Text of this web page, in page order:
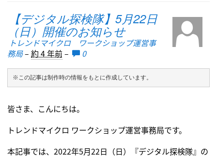
【デジタル探検隊】5月22日
（日）開催のお知らせ
トレンドマイクロ ワークショップ運営事
務局– 約 4 年前– 0
※この記事は制作時の情報をもとに作成しています。
皆さま、こんにちは。
トレンドマイクロ ワークショップ運営事務局です。
本記事では、2022年5月22日（日）『デジタル探検隊』の